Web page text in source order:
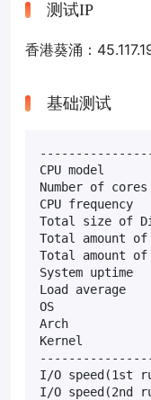
测试IP
香港葵涌：
基础测试
CPU model
Number of
CPU frequency
Total size of
Total amount of
Total amount of
System
Load
OS
Arch
Kernel
I/O speed(1st
I/O speed(2nd